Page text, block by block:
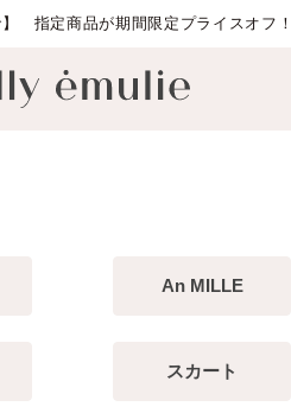
定商品が期間限定プライスオフ！
An MILLE
スカート